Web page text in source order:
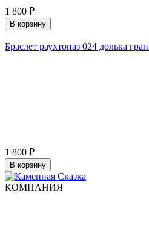
1 800 ₽
В корзину
Браслет раухтопаз 024 долька
1 800 ₽
В корзину
КОМПАНИЯ